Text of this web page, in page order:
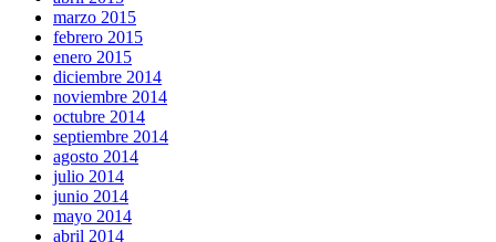
marzo 2015
febrero 2015
enero 2015
diciembre 2014
noviembre 2014
octubre 2014
septiembre 2014
agosto 2014
julio 2014
junio 2014
mayo 2014
abril 2014